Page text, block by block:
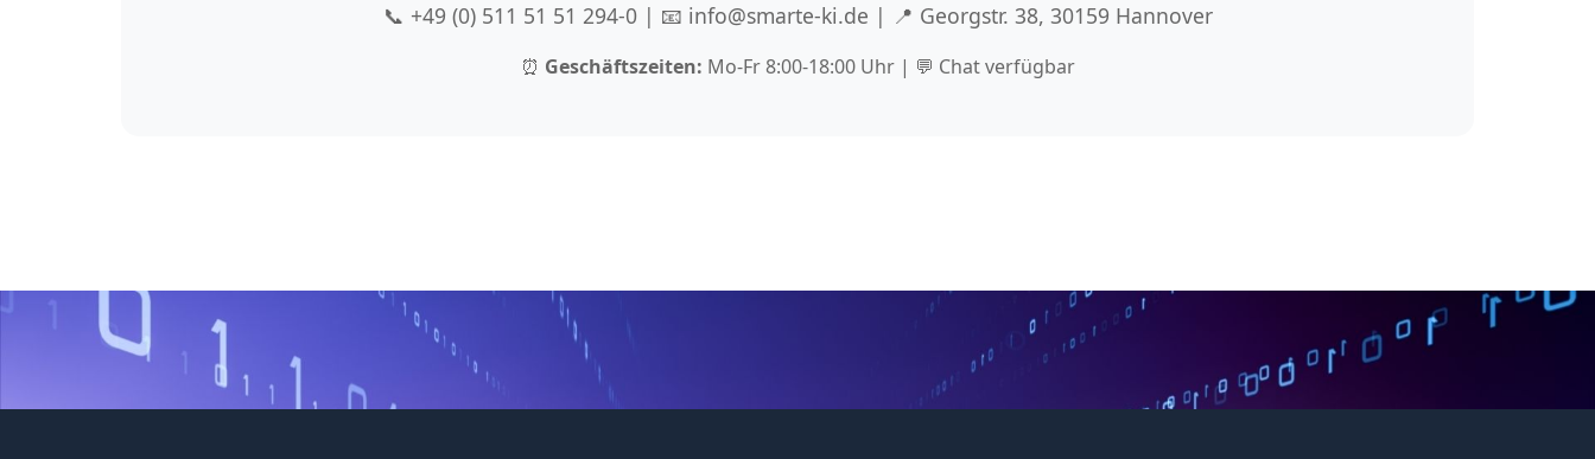
📞 +49 (0) 511 51 51 294-0 | 📧 info@smarte-ki.de | 📍 Georgstr. 38, 30159 Hannover
⏰ Geschäftszeiten: Mo-Fr 8:00-18:00 Uhr | 💬 Chat verfügbar